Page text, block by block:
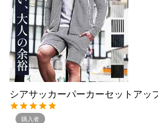
シアサッカーパーカーセットアッ
購入者